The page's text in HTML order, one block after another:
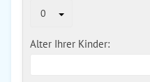
0
Alter Ihrer Kinder: